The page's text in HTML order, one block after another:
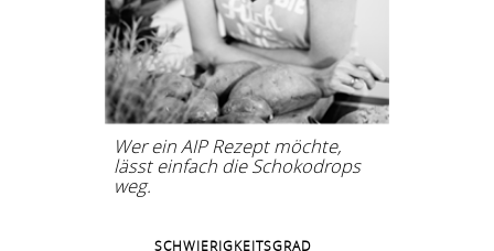
Wer ein AIP Rezept möchte,
lässt einfach die Schokodrops
weg.
SCHWIERIGKEITSGRAD